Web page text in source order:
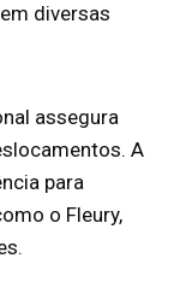
diversas
assegura
A
para
o Fleury,